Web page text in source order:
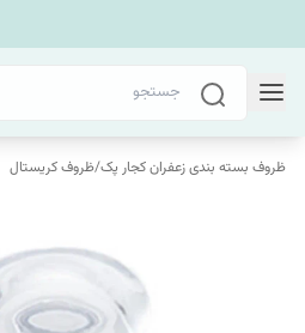
ظروف بسته بندی زعفران کجار پک/ظروف کریستال